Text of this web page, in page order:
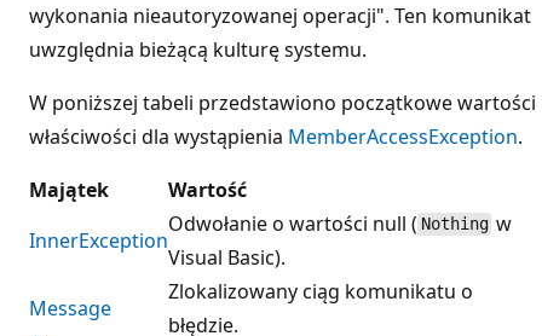
wykonania nieautoryzowanej operacji". Ten komunikat
uwzględnia bieżącą kulturę systemu.
W poniższej tabeli przedstawiono początkowe wartości
właściwości dla wystąpienia MemberAccessException.
Majątek
Wartość
InnerException
Odwołanie o wartości null ( Nothing w
Visual Basic).
Message
Zlokalizowany ciąg komunikatu o
błędzie.